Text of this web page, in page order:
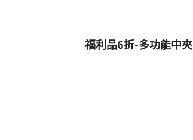
福利品6折-多功能中夾